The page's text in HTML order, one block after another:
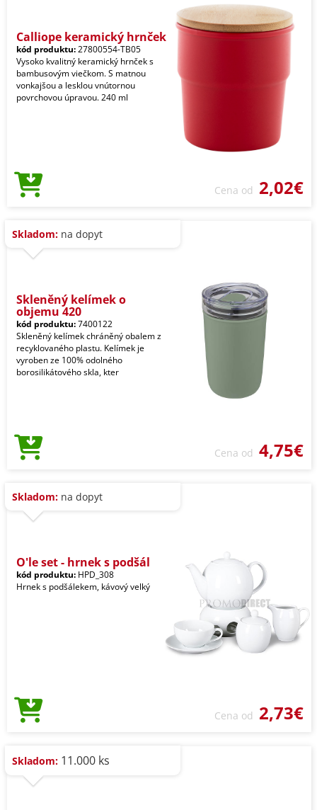
Calliope keramický hrnček
kód produktu:27800554-TB05
Vysoko kvalitný keramický hrnček s
bambusovým viečkom. S matnou
vonkajšou a lesklou vnútornou
povrchovou úpravou. 240 ml
Cena od 2,02€
Skladom: na dopyt
Skleněný kelímek o
objemu 420
kód produktu:7400122
Skleněný kelímek chráněný obalem z
recyklovaného plastu. Kelímek je
vyroben ze 100% odolného
borosilikátového skla, kter
Cena od 4,75€
Skladom: na dopyt
O'le set - hrnek s podšál
kód produktu: HPD_308
Hrnek s podšálekem, kávový velký
Cena od 2,73€
Skladom: 11.000 ks